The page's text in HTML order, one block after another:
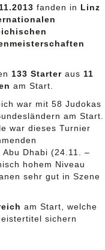
fanden in Linz
133 Starter aus 11
am Start.
war mit 58 Judokas
am Start.
war dieses Turnier
Dhabi (24.11. –
hohem Niveau
sehr gut in Szene
am Start, welche
sichern